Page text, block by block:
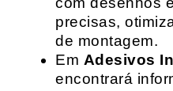
precisas,
de montagem.
Em Adesivos
encontrará